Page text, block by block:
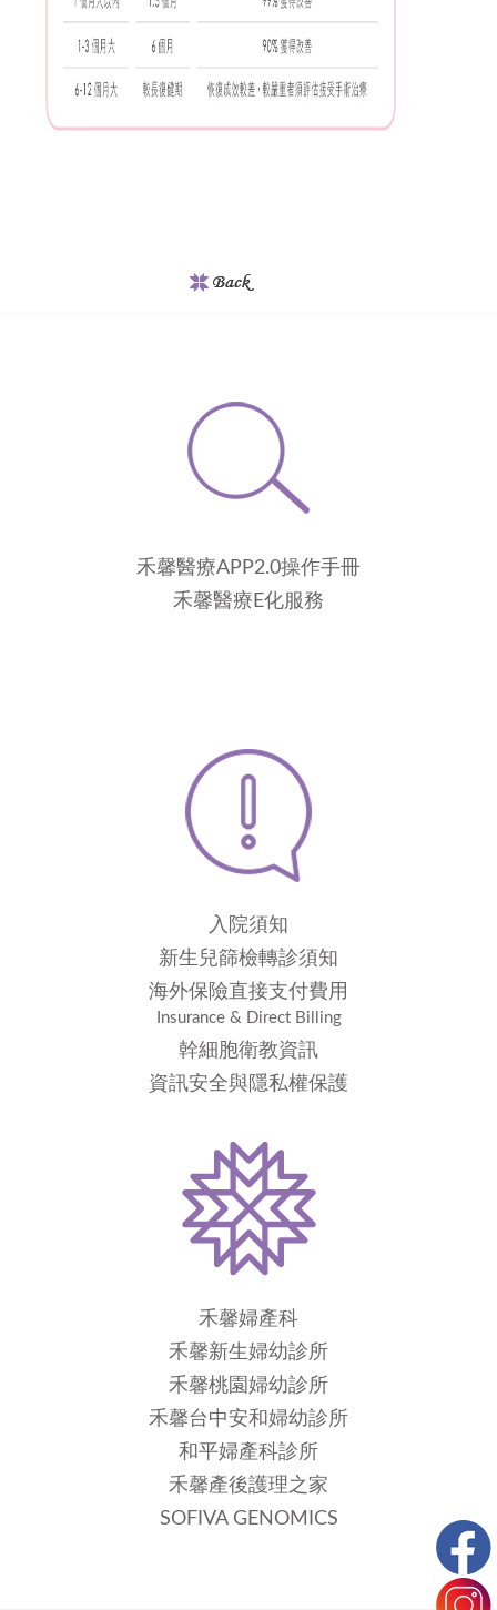
禾馨醫療APP2.0操作手冊
禾馨醫療E化服務
入院須知
新生兒篩檢轉診須知
海外保險直接支付費用
Insurance & Direct Billing
幹細胞衛教資訊
資訊安全與隱私權保護
禾馨婦產科
禾馨新生婦幼診所
禾馨桃園婦幼診所
禾馨台中安和婦幼診所
和平婦產科診所
禾馨產後護理之家
SOFIVA GENOMICS